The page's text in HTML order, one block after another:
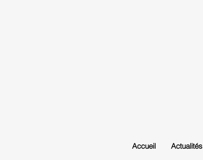
Accueil Actualités